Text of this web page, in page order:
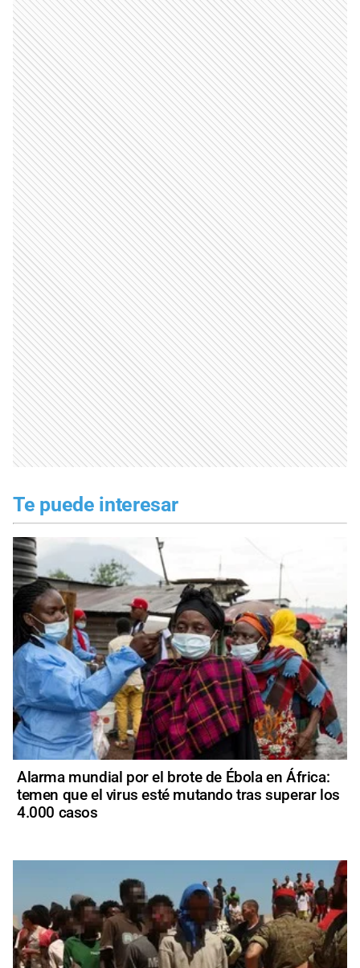
Te puede interesar
Alarma mundial por el brote de Ébola en África:
temen que el virus esté mutando tras superar los
4.000 casos